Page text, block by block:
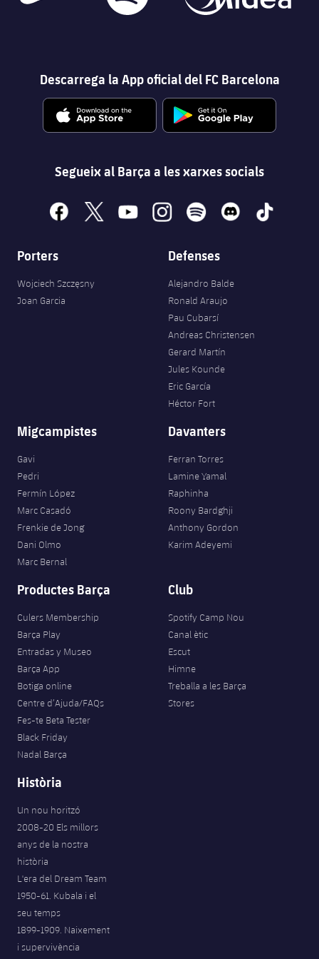
Descarrega la App oficial del FC Barcelona
Segueix al Barça a les xarxes socials
facebook
x youtubeinstagramspotify discord tiktok
Porters
Wojciech Szczęsny
Joan Garcia
Defenses
Alejandro Balde
Ronald Araujo
Pau Cubarsí
Andreas Christensen
Gerard Martín
Jules Kounde
Eric García
Héctor Fort
Migcampistes
Gavi
Pedri
Fermín López
Marc Casadó
Frenkie de Jong
Dani Olmo
Marc Bernal
Davanters
Ferran Torres
Lamine Yamal
Raphinha
Roony Bardghji
Anthony Gordon
Karim Adeyemi
Productes Barça
Culers Membership
Barça Play
Entradas y Museo
Barça App
Botiga online
Centre d’Ajuda/FAQs
Fes-te Beta Tester
Black Friday
Nadal Barça
Club
Spotify Camp Nou
Canal ètic
Escut
Himne
Treballa a les Barça
Stores
Història
Un nou horitzó
2008-20 Els millors
anys de la nostra
història
L'era del Dream Team
1950-61. Kubala i el
seu temps
1899-1909. Naixement
i supervivència